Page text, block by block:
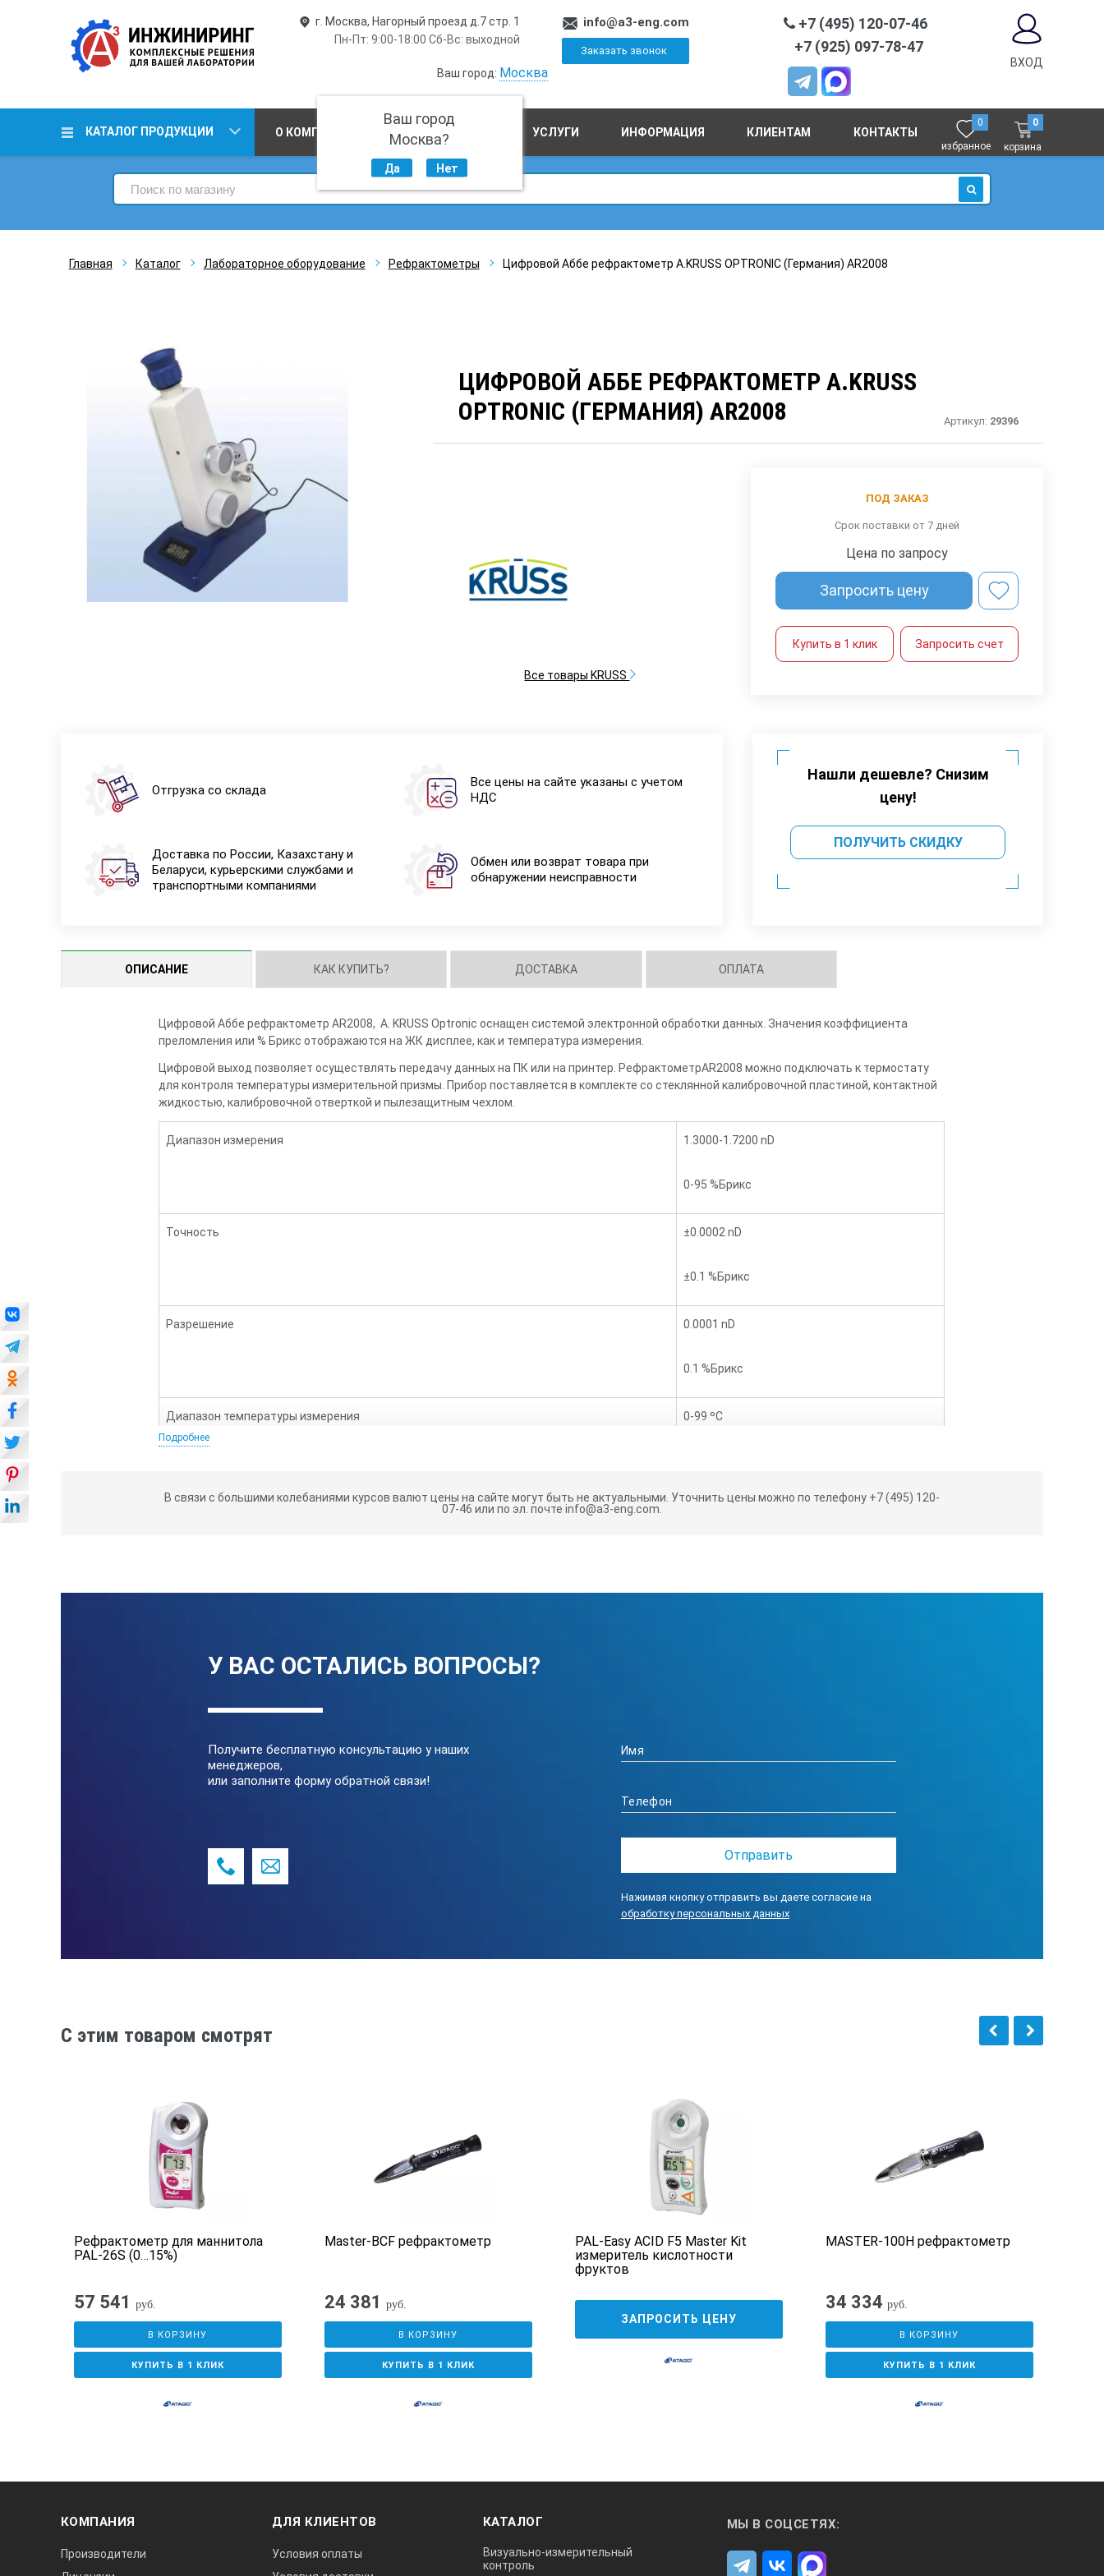
г. Москва, Нагорный проезд д.7 стр. 1
Пн-Пт: 9:00-18:00 Сб-Вс: выходной
Ваш город: Москва
Ваш город
Москва?
Да Нет
info@a3-eng.com
Заказать звонок
+7 (495) 120-07-46
+7 (925) 097-78-47
ВХОД
КАТАЛОГ ПРОДУКЦИИ О КОМПАНИИ ПРОИЗВОДСТВО УСЛУГИ ИНФОРМАЦИЯ КЛИЕНТАМ КОНТАКТЫ
0
избранное
0
корзина
ИСКАТЬ
Главная Каталог Лабораторное оборудование Рефрактометры Цифровой Аббе рефрактометр A.KRUSS OPTRONIC (Германия) AR2008
ЦИФРОВОЙ АББЕ РЕФРАКТОМЕТР A.KRUSS
OPTRONIC (ГЕРМАНИЯ) AR2008
Артикул: 29396
Все товары KRUSS
ПОД ЗАКАЗ
Срок поставки от 7 дней
Цена по запросу
Запросить цену
Купить в 1 клик Запросить счет
Отгрузка со склада
Все цены на сайте указаны с учетом
НДС
Доставка по России, Казахстану и
Беларуси, курьерскими службами и
транспортными компаниями
Обмен или возврат товара при
обнаружении неисправности
Нашли дешевле? Снизим
цену!
ПОЛУЧИТЬ СКИДКУ
ОПИСАНИЕ КАК КУПИТЬ? ДОСТАВКА ОПЛАТА
Цифровой Аббе рефрактометрAR2008, A. KRUSS Optronic оснащен системой электронной обработки данных. Значения коэффициента
преломления или % Брикс отображаются на ЖК дисплее, как и температура измерения.
Цифровой выход позволяет осуществлять передачу данных на ПК или на принтер. РефрактометрAR2008 можно подключать к термостату
для контроля температуры измерительной призмы. Прибор поставляется в комплекте со стеклянной калибровочной пластиной, контактной
жидкостью, калибровочной отверткой и пылезащитным чехлом.
Диапазон измерения 1.3000-1.7200nD
0-95 %Брикс
Точность ±0.0002nD
±0.1 %Брикс
Разрешение 0.0001 nD
0.1 %Брикс
Диапазон температуры измерения 0-99 ºС
Диапазон авт. температурной компенсации 0-90 ºС
Размеры и вес
Подробнее
В связи с большими колебаниями курсов валют цены на сайте могут быть не актуальными. Уточнить цены можно по телефону +7 (495) 120-
07-46 или по эл. почте info@a3-eng.com.
У ВАС ОСТАЛИСЬ ВОПРОСЫ?
Получите бесплатную консультацию у наших
менеджеров,
или заполните форму обратной связи!
Нажимая кнопку отправить вы даете согласие на
обработку персональных данных
C этим товаром смотрят
Рефрактометр для маннитола
PAL-26S (0…15%)
57 541 руб.
В КОРЗИНУ
КУПИТЬ В 1 КЛИК
Master-BCF рефрактометр
24 381 руб.
В КОРЗИНУ
КУПИТЬ В 1 КЛИК
PAL-Easy ACID F5 Master Kit
измеритель кислотности
фруктов
ЗАПРОСИТЬ ЦЕНУ
MASTER-100H рефрактометр
34 334 руб.
В КОРЗИНУ
КУПИТЬ В 1 КЛИК
КОМПАНИЯ
Производители
ДЛЯ КЛИЕНТОВ
Условия оплаты
КАТАЛОГ
Визуально-измерительный
контроль
МЫ В СОЦСЕТЯХ: